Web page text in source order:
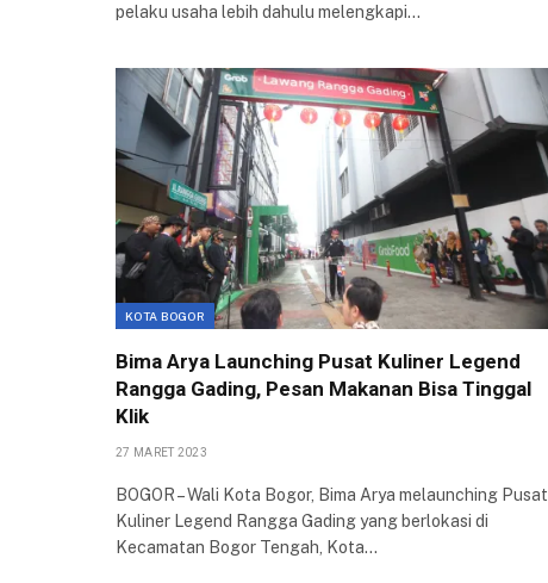
pelaku usaha lebih dahulu melengkapi…
KOTA BOGOR
Bima Arya Launching Pusat Kuliner Legend
Rangga Gading, Pesan Makanan Bisa Tinggal
Klik
27 MARET 2023
BOGOR – Wali Kota Bogor, Bima Arya melaunching Pusat
Kuliner Legend Rangga Gading yang berlokasi di
Kecamatan Bogor Tengah, Kota…